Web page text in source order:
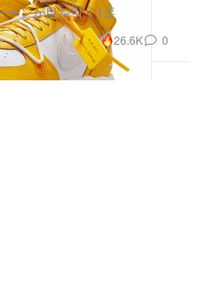
ーンが目を引く1足
26.6K 0